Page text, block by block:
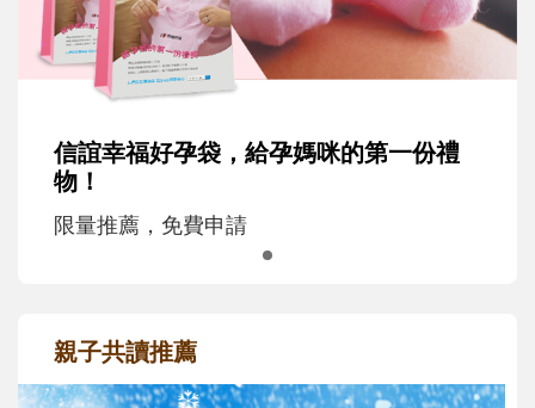
信誼幸福好孕袋，給孕媽咪的第一份禮
物！
限量推薦，免費申請
親子共讀推薦